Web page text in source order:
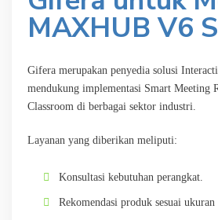
MAXHUB V6
Gifera merupakan penyedia solusi
mendukung implementasi Smart Meeting
Classroom di berbagai sektor industri.
Layanan yang diberikan meliputi:
Konsultasi kebutuhan perangkat.
Rekomendasi produk sesuai ukuran